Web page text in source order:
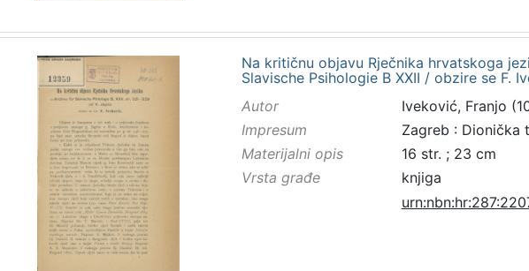
Na kritičnu objavu Rječnika hrvatskoga
Slavische Psihologie B XXII / obzire se F.
Autor
Iveković, Franjo
Impresum
Zagreb : Dionička
Materijalni opis
16 str. ; 23 cm
Vrsta građe
knjiga